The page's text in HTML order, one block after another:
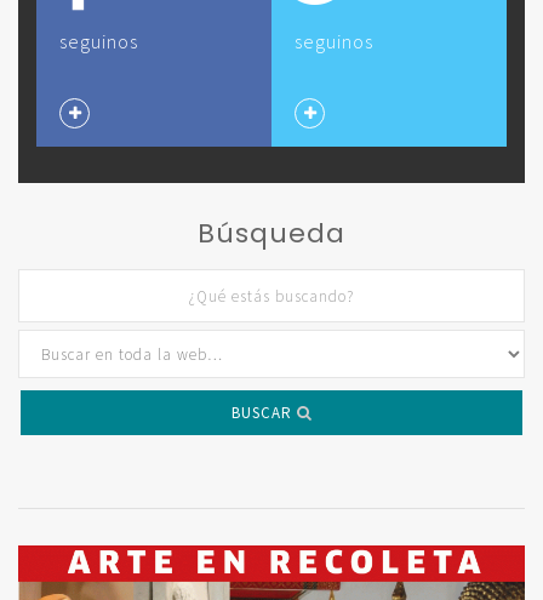
seguinos seguinos
Búsqueda
BUSCAR